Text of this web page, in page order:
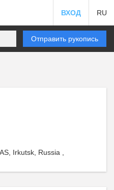
ВХОД RU
Отправить рукопись
Irkutsk, Russia ,